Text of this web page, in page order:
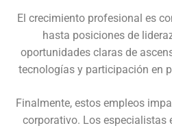
El crecimiento profesional es
hasta posiciones de
oportunidades claras de
tecnologías y participación en
Finalmente, estos empleos
corporativo. Los especialistas